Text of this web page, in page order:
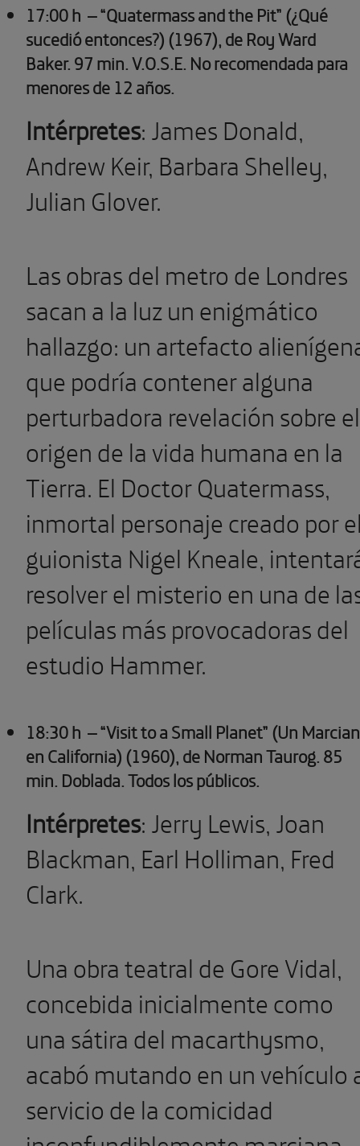
17:00 h – “Quatermass and the Pit” (¿Qué
sucedió entonces?) (1967), de Roy Ward
Baker.97 min. V.O.S.E. No recomendada para
menores de 12 años.
Intérpretes: James Donald,
Andrew Keir, Barbara Shelley,
Julian Glover.
Las obras del metro de Londres
sacan a la luz un enigmático
hallazgo: un artefacto
que podría contener alguna
perturbadora revelación sobre el
origen de la vida humana en la
Tierra. El Doctor Quatermass,
inmortal personaje creado por
guionista Nigel Kneale,
resolver el misterio en una de
películas más provocadoras del
estudio Hammer.
18:30 h – “Visit to a Small Planet” (Un
en California) (1960), de Norman Taurog.85
min. Doblada. Todos los públicos.
Intérpretes: Jerry Lewis, Joan
Blackman, Earl Holliman, Fred
Clark.
Una obra teatral de Gore Vidal,
concebida inicialmente como
una sátira del macarthysmo,
acabó mutando en un vehículo
servicio de la comicidad